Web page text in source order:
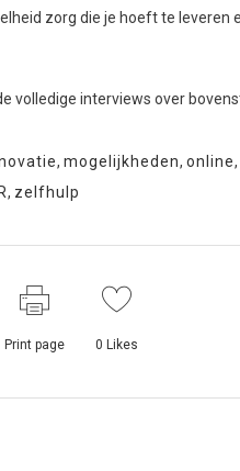
zorg die je hoeft te
volledige interviews over
, mogelijkheden, online,
, zelfhulp
Print page 0 Likes